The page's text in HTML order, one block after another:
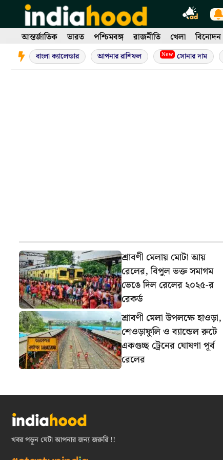
contentআন্তর্জাতিক ভারত পশ্চিমবঙ্গ রাজনীতি খেলা বিনোদন
বাংলা ক্যালেন্ডার আপনার রাশিফল New সোনার দাম
শ্রাবণী মেলায় মোটা আয়
রেলের, বিপুল ভক্ত সমাগম
ভেঙে দিল রেলের ২০২৫-র
রেকর্ড
শ্রাবণী মেলা উপলক্ষে হাওড়া,
শেওড়াফুলি ও ব্যান্ডেল রুটে
একগুচ্ছ ট্রেনের ঘোষণা পূর্ব
রেলের
খবর পড়ুন যেটা আপনার জন্য জরুরি !!